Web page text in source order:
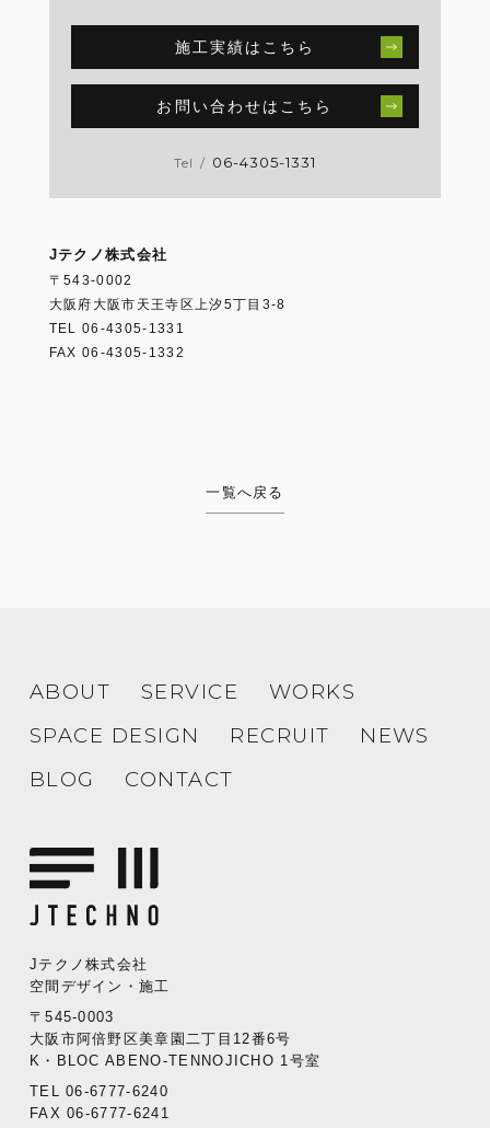
施工実績はこちら
お問い合わせはこちら
Tel / 06-4305-1331
Jテクノ株式会社
〒543-0002
大阪府大阪市天王寺区上汐5丁目3-8
TEL 06-4305-1331
FAX 06-4305-1332
一覧へ戻る
Jテクノ株式会社
空間デザイン・施工
〒545-0003
大阪市阿倍野区美章園二丁目12番6号
K・BLOC ABENO-TENNOJICHO 1号室
TEL 06-6777-6240
FAX 06-6777-6241
ABOUT SERVICE
WORKS
SPACE DESIGN
RECRUIT
NEWS
BLOG
CONTACT